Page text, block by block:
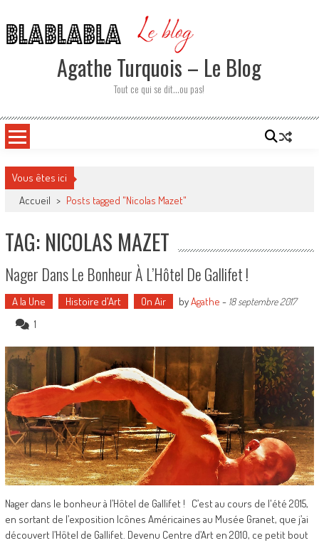
to
content
Agathe Turquois – Le Blog
Tout ce qui se dit…ou pas!
Vous êtes ici
Accueil > Posts tagged "Nicolas Mazet"
TAG: NICOLAS MAZET
Nager Dans Le Bonheur À L’Hôtel De Gallifet !
A la Une Histoire d'Art On Air byAgathe - 18 septembre 2017
1
Nager dans le bonheur à l’Hôtel de Gallifet ! C’est au cours de l'été 2015,
en sortant de l’exposition Icônes Américaines au Musée Granet, que j’ai
découvert l’Hôtel de Gallifet. Devenu Centre d’Art en 2010, ce petit bout